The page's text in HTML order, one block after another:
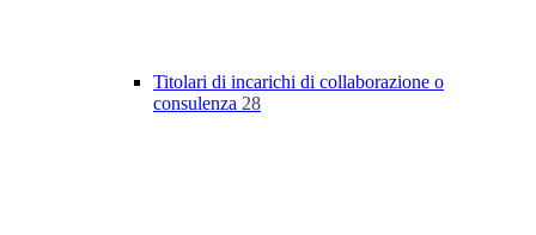
Titolari di incarichi di collaborazione o
consulenza 28